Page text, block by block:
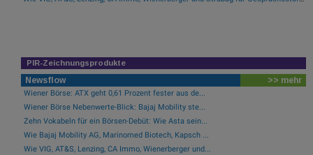
PIR-Zeichnungsprodukte
Newsflow >> mehr
Wiener Börse: ATX geht 0,61 Prozent fester aus de...
Wiener Börse Nebenwerte-Blick: Bajaj Mobility ste...
Zehn Vokabeln für ein Börsen-Debüt: Wie Asta sein...
Wie Bajaj Mobility AG, Marinomed Biotech, Kapsch ...
Wie VIG, AT&S, Lenzing, CA Immo, Wienerberger und...